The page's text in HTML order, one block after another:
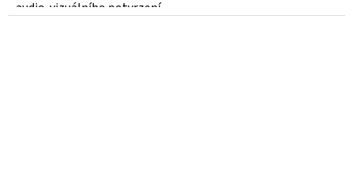
hvězdiček.
audio-vizuálního potvrzení...